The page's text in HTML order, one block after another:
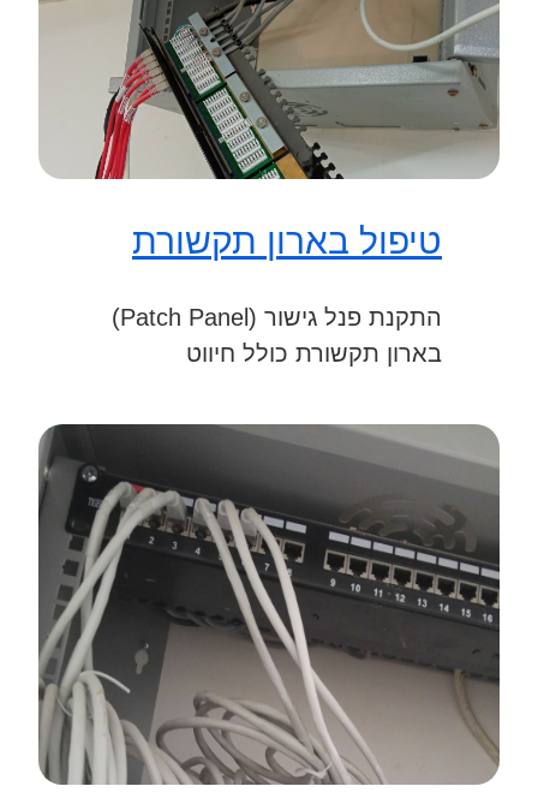
טיפול בארון תקשורת
התקנת פנל גישור (Patch Panel)
בארון תקשורת כולל חיווט